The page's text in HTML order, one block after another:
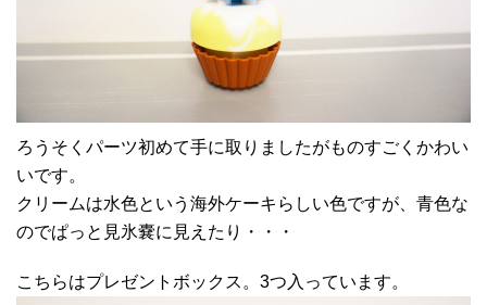
ろうそくパーツ初めて手に取りましたがものすごくかわい
いです。
クリームは水色という海外ケーキらしい色ですが、青色な
のでぱっと見氷嚢に見えたり・・・
こちらはプレゼントボックス。3つ入っています。